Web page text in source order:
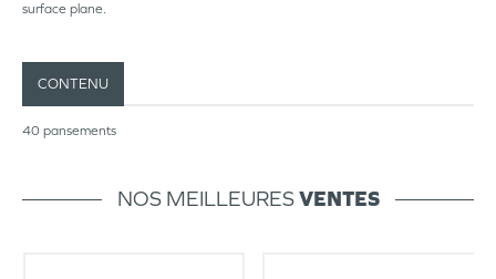
surface plane.
CONTENU
40 pansements
NOS MEILLEURESVENTES